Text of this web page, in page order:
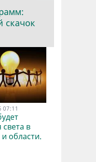
скачок
07:11
света в
области.